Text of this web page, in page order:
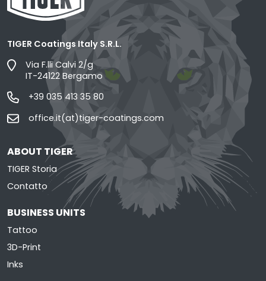
TIGER Coatings Italy S.R.L.
Via F.lli Calvi 2/g
IT-24122 Bergamo
+39 035 413 35 80
office.it(at)tiger-coatings.com
ABOUT TIGER
TIGER Storia
Contatto
BUSINESS UNITS
Tattoo
3D-Print
Inks